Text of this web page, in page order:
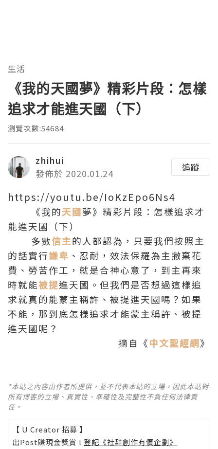
生活
《我的天國夢》精彩片段：怎樣
追求才能進天國（下）
瀏覽次數:54684
zhihui
發佈於 2020.01.24
追蹤
https://youtu.be/IoKzEpo6Ns4
《我的天國夢》精彩片段：怎樣追求才
能進天國（下）
多數信主的人都認為，只要我們按照主
的話實行謙卑 、忍耐，效法保羅為主撇棄花
費、勞苦作工，就是合神心意了，到主再來
時就能被提進天國。但我們是否想過這樣追
求就真的能蒙主稱許、被提進天國嗎？如果
不能，那到底怎樣追求才能蒙主稱許、被提
進天國呢？
摘自《中文聖經網》
*本站之內容由作者所提供，並不代表本站的立場。因此本站對
所有博客的立場、真實性、準確性及完整性不負任何法律責
任。
【 U Creator 招募 】
出Post賺現金獎賞 l 登記《社群創作有價企劃》